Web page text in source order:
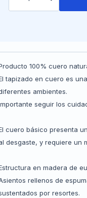
100% cuero
tapizado en cuero es
ambientes.
seguir los
cuero básico presenta
desgaste, y requiere un
en madera de
rellenos de
por resortes.